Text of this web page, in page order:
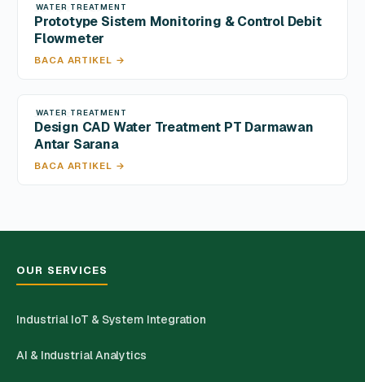
WATER TREATMENT
12 Apr 2026
Prototype Sistem Monitoring & Control Debit
Flowmeter
BACA ARTIKEL →
WATER TREATMENT
12 Apr 2026
Design CAD Water Treatment PT Darmawan
Antar Sarana
BACA ARTIKEL →
OUR SERVICES
Industrial IoT & System Integration
AI & Industrial Analytics